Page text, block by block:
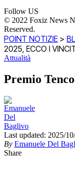
Follow US
© 2022 Foxiz News
Reserved.
POINT NOTIZIE >
2025, ECCO I
Attualità
Premio
Last updated: 2025/
By Emanuele Del
Share